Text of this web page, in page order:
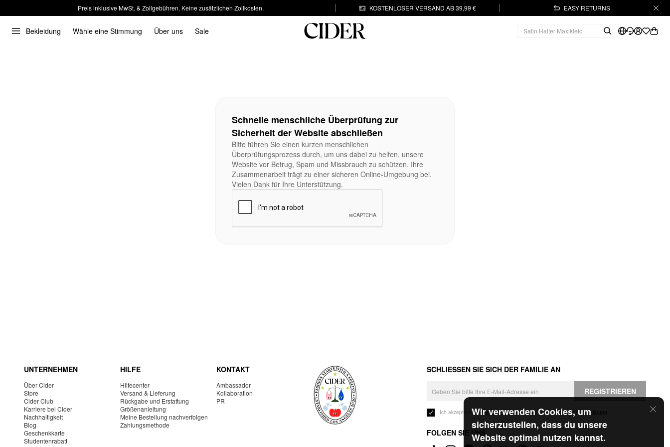
Preis inklusive MwSt. & Zollgebühren. Keine zusätzlichen Zollkosten. KOSTENLOSER VERSAND AB 39,99 € EASY RETURNS
Bekleidung Wähle eine Stimmung Über uns Sale
Wir verwenden Cookies, um
sicherzustellen, dass du unsere
Website optimal nutzen kannst.
Schnelle menschliche Überprüfung zur
Sicherheit der Website abschließen
Bitte führen Sie einen kurzen menschlichen
Überprüfungsprozess durch, um uns dabei zu helfen, unsere
Website vor Betrug, Spam und Missbrauch zu schützen. Ihre
Zusammenarbeit trägt zu einer sicheren Online-Umgebung bei.
Vielen Dank für Ihre Unterstützung.
UNTERNEHMEN
Über Cider
Store
Cider Club
Karriere bei Cider
Nachhaltigkeit
Blog
Geschenkkarte
Studentenrabatt
HILFE
Hilfecenter
Versand & Lieferung
Rückgabe und Erstattung
Größenanleitung
Meine Bestellung nachverfolgen
Zahlungsmethode
KONTAKT
Ambassador
Kollaboration
PR
SCHLIESSEN SIE SICH DER FAMILIE AN
REGISTRIEREN
Ich akzeptiere dieGeschäftsbedingungen und die Datenschutzerklärung
FOLGEN SIE UNS